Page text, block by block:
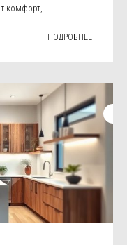
комфорт,
ПОДРОБНЕЕ